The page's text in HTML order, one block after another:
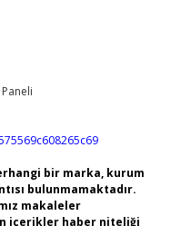
bir marka, kurum
bulunmamaktadır.
makaleler
içerikler haber niteliği